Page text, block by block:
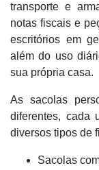
transporte e
notas fiscais e
escritórios em
além do uso
sua própria casa.
As sacolas
diferentes, cada
diversos tipos de
Sacolas